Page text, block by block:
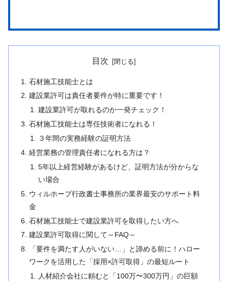
目次
石材施工技能士とは
建設業許可は責任者要件が特に重要です！
建設業許可が取れるのか一発チェック！
石材施工技能士は専任技術者になれる！
３年間の実務経験の証明方法
経営業務の管理責任者になれる方は？
5年以上経営経験があるけど、証明方法が分からな
い場合
ウィルホープ行政書士事務所の業界最安のサポート料
金
石材施工技能士で建設業許可を取得したい方へ
建設業許可取得に関して～FAQ～
「要件を満たす人がいない…」と諦める前に！ハロー
ワークを活用した「採用×許可取得」の最短ルート
人材紹介会社に頼むと「100万〜300万円」の巨額